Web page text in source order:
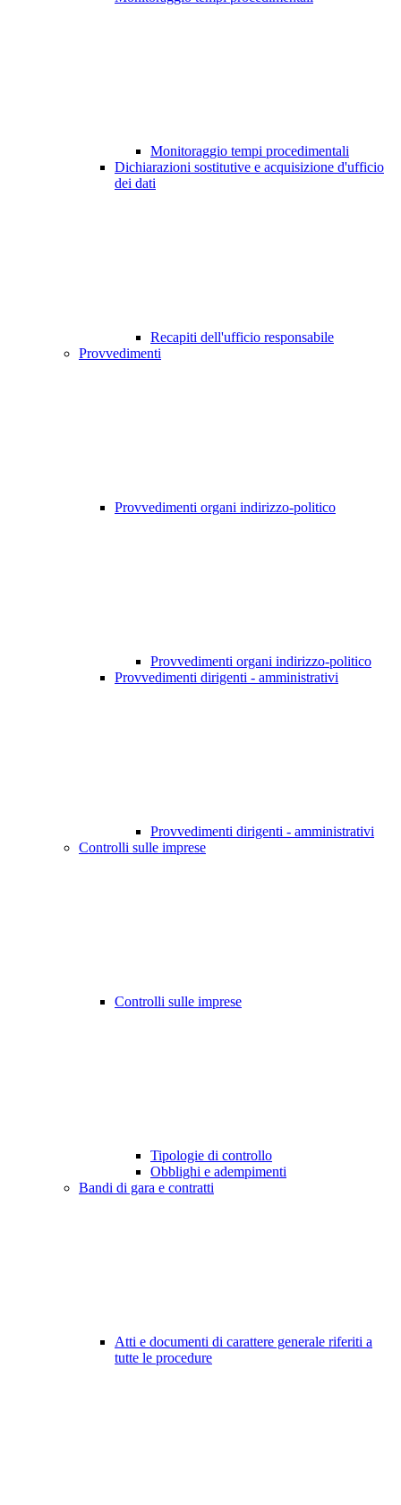
Monitoraggio tempi procedimentali
Dichiarazioni sostitutive e acquisizione d'ufficio
dei dati
Recapiti dell'ufficio responsabile
Provvedimenti
Provvedimenti organi indirizzo-politico
Provvedimenti organi indirizzo-politico
Provvedimenti dirigenti - amministrativi
Provvedimenti dirigenti - amministrativi
Controlli sulle imprese
Controlli sulle imprese
Tipologie di controllo
Obblighi e adempimenti
Bandi di gara e contratti
Atti e documenti di carattere generale riferiti a
tutte le procedure